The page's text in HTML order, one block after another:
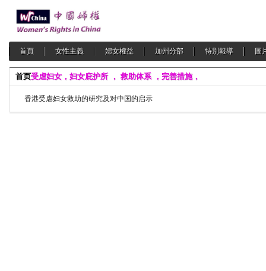
首頁 女性主義 婦女權益 加州分部 特別報導 圖
首页受虐妇女，妇女庇护所 ， 救助体系 ，完善措施，
香港受虐妇女救助的研究及对中国的启示